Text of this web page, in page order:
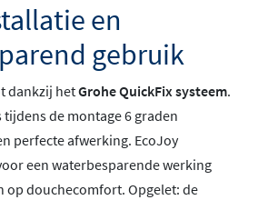
en
gebruik
dankzij hetGrohe QuickFix systeem.
tijdens de montage 6 graden
perfecte afwerking. EcoJoy
een waterbesparende werking
op douchecomfort. Opgelet: de